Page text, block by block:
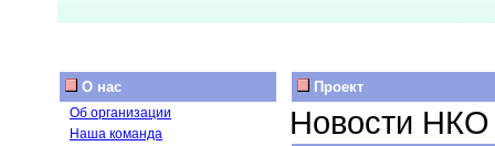
О нас
Об организации
Наша команда
Проект
Новости НКО